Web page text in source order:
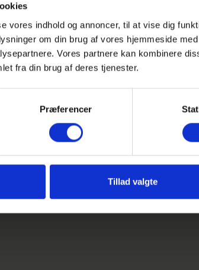
vores indhold og annoncer, til at vise dig
om din brug af vores hjemmeside
Vores partnere kan kombinere
fra din brug af deres tjenester.
Præferencer
Tillad valgte
på GHG. Tyskeleverne har deltaget i
på opgaver og produceret små film.
aktiviteter, hvor de fik præsenteret et land,
Elfenbenskysten. Herefter så de en
kage. Spanskeleverne skiftedes til at